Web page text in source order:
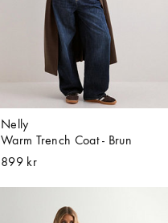
Nelly
Warm Trench Coat - Brun
899 kr